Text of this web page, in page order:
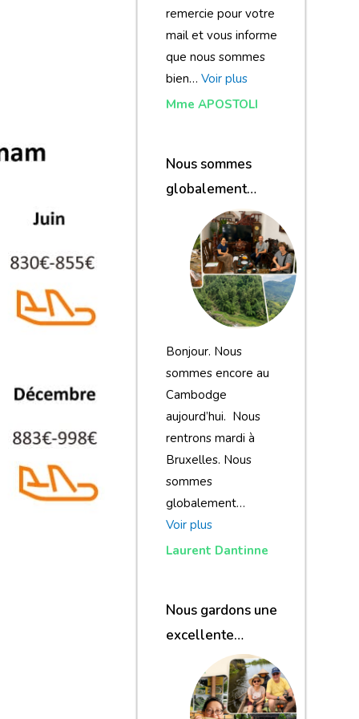
remercie pour votre
mail et vous informe
que nous sommes
bien… Voir plus
Mme APOSTOLI
Nous sommes
globalement
satisfaits du
voyage
Bonjour. Nous
sommes encore au
Cambodge
aujourd’hui. Nous
rentrons mardi à
Bruxelles. Nous
sommes
globalement…
Voir plus
Laurent Dantinne
Nous gardons une
excellente
impression de
notre voyage et de
votre agence